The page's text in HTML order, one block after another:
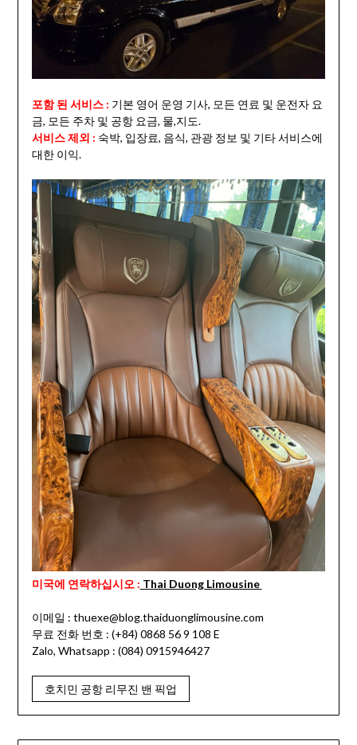
포함 된 서비스 : 기본 영어 운영 기사, 모든 연료 및 운전자 요
금, 모든 주차 및 공항 요금, 물,지도.
서비스 제외 : 숙박, 입장료, 음식, 관광 정보 및 기타 서비스에
대한 이익.
미국에 연락하십시오 : Thai Duong Limousine
이메일 : thuexe@blog.thaiduonglimousine.com
무료 전화 번호 : (+84) 0868 56 9 108 E
Zalo, Whatsapp : (084) 0915946427
호치민 공항 리무진 밴 픽업